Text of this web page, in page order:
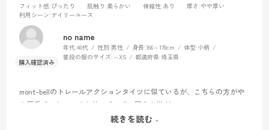
フィット感:ぴったり 肌触り :柔らかい 伸縮性:あり 厚さ:やや厚い
利用シーン:デイリーユース
no name
年代:40代 性別:男性 身長:166～170cm 体型:小柄
普段の服のサイズ: ～XS 都道府県:埼玉県
mont-bellのトレールアクションタイツに似ているが、こちらの方がや
や厚手でストレッチも効いていて、履き心地がいい。
インナーでもアウターでも使えるけど、アウターとして使う場合、ポ
続きを読む